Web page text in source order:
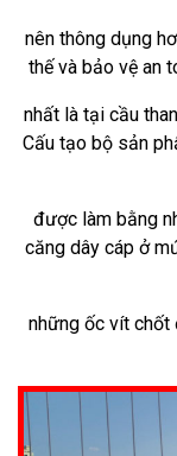
nên thông dụng
thế và bảo vệ an
nhất là tại cầu
Cấu tạo bộ sản
được làm bằng
căng dây cáp ở
những ốc vít chốt